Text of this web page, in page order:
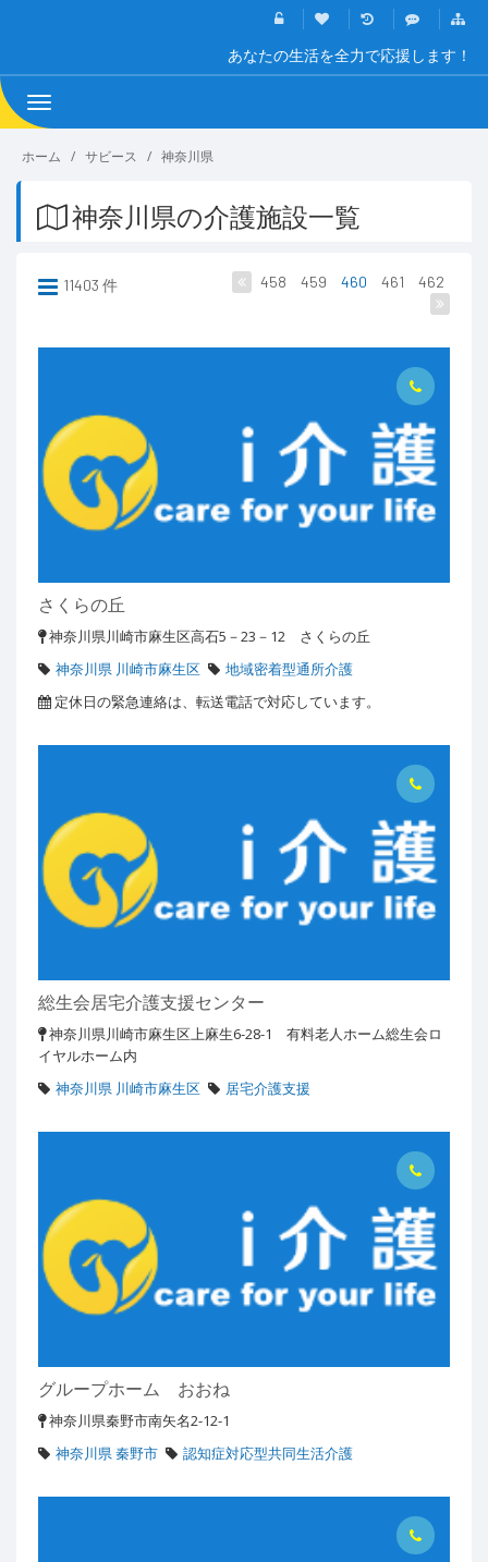
あなたの生活を全力で応援します！
Toggle
navigation
ホーム サビース 神奈川県
神奈川県の介護施設一覧
11403 件 458 459 460 461 462
さくらの丘
神奈川県川崎市麻生区高石5－23－12 さくらの丘
神奈川県 川崎市麻生区
地域密着型通所介護
定休日の緊急連絡は、転送電話で対応しています。
総生会居宅介護支援センター
神奈川県川崎市麻生区上麻生6-28-1 有料老人ホーム総生会ロ
イヤルホーム内
神奈川県 川崎市麻生区
居宅介護支援
グループホーム おおね
神奈川県秦野市南矢名2-12-1
神奈川県 秦野市
認知症対応型共同生活介護